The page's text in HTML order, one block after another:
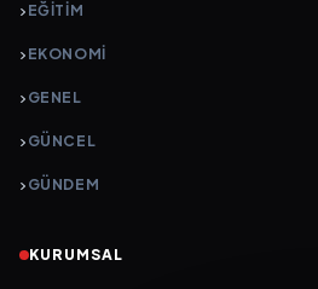
EĞITIM
EKONOMI
GENEL
GÜNCEL
GÜNDEM
KURUMSAL